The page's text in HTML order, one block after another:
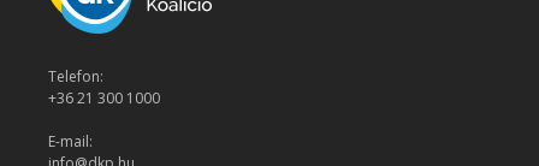
Telefon:
+36 21 300 1000
E-mail: